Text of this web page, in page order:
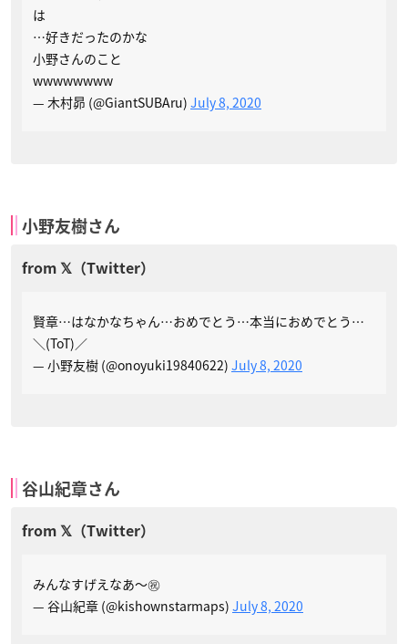
は
…好きだったのかな
小野さんのこと
wwwwwwww
— 木村昴 (@GiantSUBAru) July 8, 2020
小野友樹さん
賢章…はなかなちゃん…おめでとう…本当におめでとう…
＼(ToT)／
— 小野友樹 (@onoyuki19840622) July 8, 2020
谷山紀章さん
みんなすげえなあ〜㊗️
— 谷山紀章 (@kishownstarmaps) July 8, 2020